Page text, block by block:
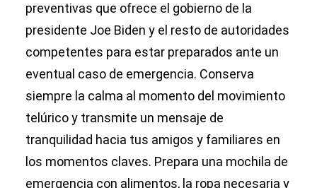
preventivas que ofrece el gobierno de la
presidente Joe Biden y el resto de autoridades
competentes para estar preparados ante un
eventual caso de emergencia. Conserva
siempre la calma al momento del movimiento
telúrico y transmite un mensaje de
tranquilidad hacia tus amigos y familiares en
los momentos claves. Prepara una mochila de
emergencia con alimentos, la ropa necesaria y